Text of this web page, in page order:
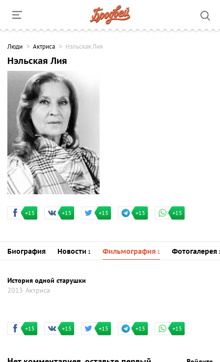
Люди Актриса Нэльская Лия
Нэльская Лия
+15 +15 +15 +15 +15
Биография Новости 1 Фильмография 1 Фотогалерея
История одной старушки
2013 Актриса
+15 +15 +15 +15 +15